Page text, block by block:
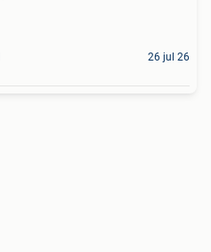
26 jul 26